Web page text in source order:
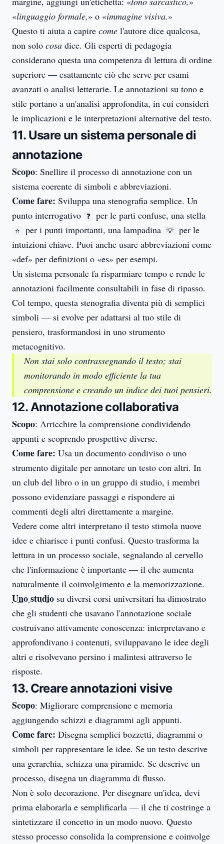
«linguaggio formale,» o «immagine visiva.»
Questo ti aiuta a capire come l'autore dice qualcosa,
non solo cosa dice. Gli esperti di pedagogia
considerano questa una competenza di lettura di ordine
superiore — esattamente ciò che serve per esami
avanzati o analisi letterarie. Le annotazioni su tono e
stile portano a un'analisi approfondita, in cui consideri
le implicazioni e le interpretazioni alternative del testo.
11. Usare un sistema personale di
annotazione
Scopo: Snellire il processo di annotazione con un
sistema coerente di simboli e abbreviazioni.
Come fare: Sviluppa una stenografia semplice. Un
punto interrogativo
❓ per le parti confuse, una stella
⭐ per i punti importanti, una lampadina 💡
per le
intuizioni chiave. Puoi anche usare abbreviazioni come
«def» per definizioni o «es» per esempi.
Un sistema personale fa risparmiare tempo e rende le
annotazioni facilmente consultabili in fase di ripasso.
Col tempo, questa stenografia diventa più di semplici
simboli — si evolve per adattarsi al tuo stile di
pensiero, trasformandosi in uno strumento
metacognitivo.
Non stai solo contrassegnando il testo; stai
monitorando in modo efficiente la tua
comprensione e creando un indice dei tuoi pensieri.
12. Annotazione collaborativa
Scopo: Arricchire la comprensione condividendo
appunti e scoprendo prospettive diverse.
Come fare: Usa un documento condiviso o uno
strumento digitale per annotare un testo con altri. In
un club del libro o in un gruppo di studio, i membri
possono evidenziare passaggi e rispondere ai
commenti degli altri direttamente a margine.
Vedere come altri interpretano il testo stimola nuove
idee e chiarisce i punti confusi. Questo trasforma la
lettura in un processo sociale, segnalando al cervello
che l'informazione è importante — il che aumenta
naturalmente il coinvolgimento e la memorizzazione.
Uno studio su diversi corsi universitari ha dimostrato
che gli studenti che usavano l'annotazione sociale
costruivano attivamente conoscenza: interpretavano e
approfondivano i contenuti, sviluppavano le idee degli
altri e risolvevano persino i malintesi attraverso le
risposte.
13. Creare annotazioni visive
Scopo: Migliorare comprensione e memoria
aggiungendo schizzi e diagrammi agli appunti.
Come fare: Disegna semplici bozzetti, diagrammi o
simboli per rappresentare le idee. Se un testo descrive
una gerarchia, schizza una piramide. Se descrive un
processo, disegna un diagramma di flusso.
Non è solo decorazione. Per disegnare un'idea, devi
prima elaborarla e semplificarla — il che ti costringe a
sintetizzare il concetto in un modo nuovo. Questo
stesso processo consolida la comprensione e coinvolge